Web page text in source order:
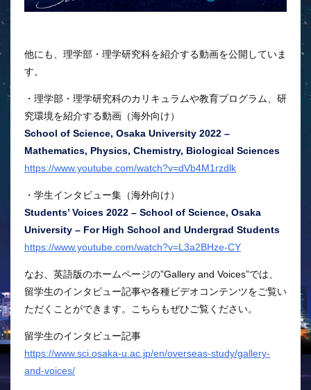
他にも、理学部・理学研究科を紹介する動画を公開していま
す。
・理学部・理学研究科のカリキュラムや教育プログラム、研
究環境を紹介する動画（海外向け）
School of Science, Osaka University 2022 –
Mathematics, Physics, Chemistry, Biological Sciences
https://www.youtube.com/watch?v=dVb4M1rzdlk
・学生インタビュー集（海外向け）
Students’ Voices 2022 – School of Science, Osaka
University – For High School and Undergrad Students
https://www.youtube.com/watch?v=L3a2BHze-CY
なお、英語版のホームページの”Gallery and Voices”では、
留学生のインタビュー記事や各種ビデオコンテンツをご覧い
ただくことができます。こちらもぜひご覧ください。
留学生のインタビュー記事
https://www.sci.osaka-u.ac.jp/en/overseas-study/gallery-
and-voices/